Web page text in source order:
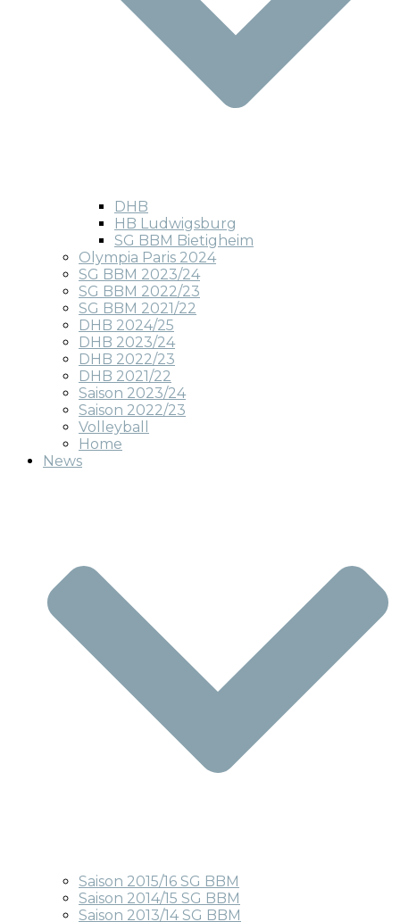
DHB
HB Ludwigsburg
SG BBM Bietigheim
Olympia Paris 2024
SG BBM 2023/24
SG BBM 2022/23
SG BBM 2021/22
DHB 2024/25
DHB 2023/24
DHB 2022/23
DHB 2021/22
Saison 2023/24
Saison 2022/23
Volleyball
Home
News
Saison 2015/16 SG BBM
Saison 2014/15 SG BBM
Saison 2013/14 SG BBM